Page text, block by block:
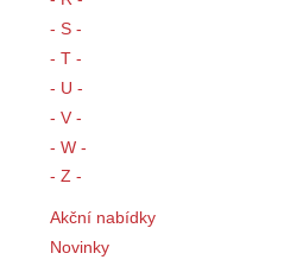
- S -
- T -
- U -
- V -
- W -
- Z -
Akční nabídky
Novinky